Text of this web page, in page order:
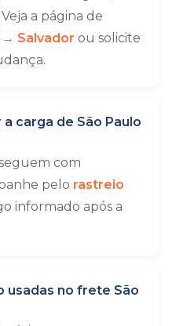
a página de
→ Salvador ou solicite
carga de São Paulo
com
pelo rastreio
informado após a
usadas no frete São